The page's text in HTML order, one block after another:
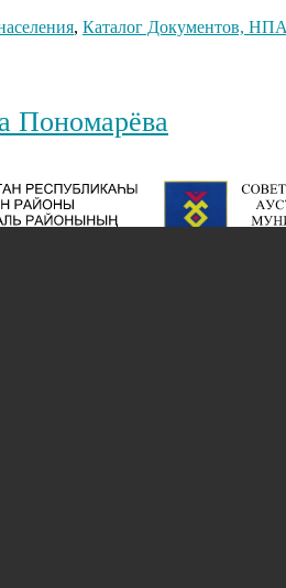
, Каталог Документов,
Пономарёва